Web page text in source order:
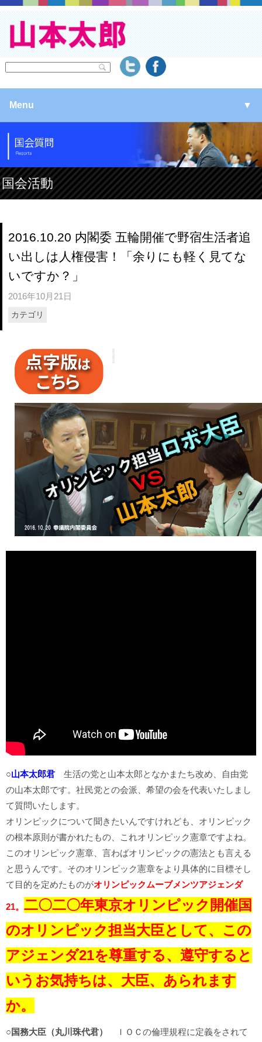
Menu ▼
▼
▼
▼
国会活動
2016.10.20 内閣委 五輪開催で野宿生活者追
い出しは人権侵害！「余りにも軽く見てな
いですか？」
2016年10月21日
カテゴリ
○山本太郎君 生活の党と山本太郎となかまたち改め、自由党
の山本太郎です。社民党との会派、希望の会を代表いたしまし
て質問いたします。
オリンピックについて聞きたいんですけれども、オリンピック
の根本原則が書かれたもの、これオリンピック憲章ですよね。
このオリンピック憲章、言わばオリンピックの憲法とも言える
と思うんです。そのオリンピック憲章をより具体的に目標そし
て目的を定めたものがオリンピックムーブメンツアジェンダ
21。 二〇二〇年東京オリンピック開催国
のオリンピック担当大臣として、この
アジェンダ21を尊重する、遵守すると
いうお気持ちは、大臣、あられます
か。
○国務大臣（丸川珠代君）
ＩＯＣの倫理規程に定義をされて